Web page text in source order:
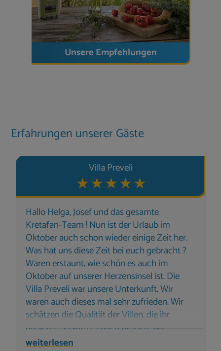
Unsere Empfehlungen
Erfahrungen unserer Gäste
Villa Preveli
Hallo Helga, Josef und das gesamte
Kretafan-Team ! Nun ist der Urlaub im
Oktober auch schon wieder einige Zeit her.
Was hat uns diese Zeit bei euch gebracht ?
Waren erstaunt, wie schön es auch im
Oktober auf unserer Herzensinsel ist. Die
Villa Preveli war unsere Unterkunft. Wir
waren auch dieses mal sehr zufrieden. Wir
schätzen die Qualität der Villen, die ihr
anbietet. So wird es auch bleiben. Wir
wünschen Euch und das gesamte Team
weiterlesen